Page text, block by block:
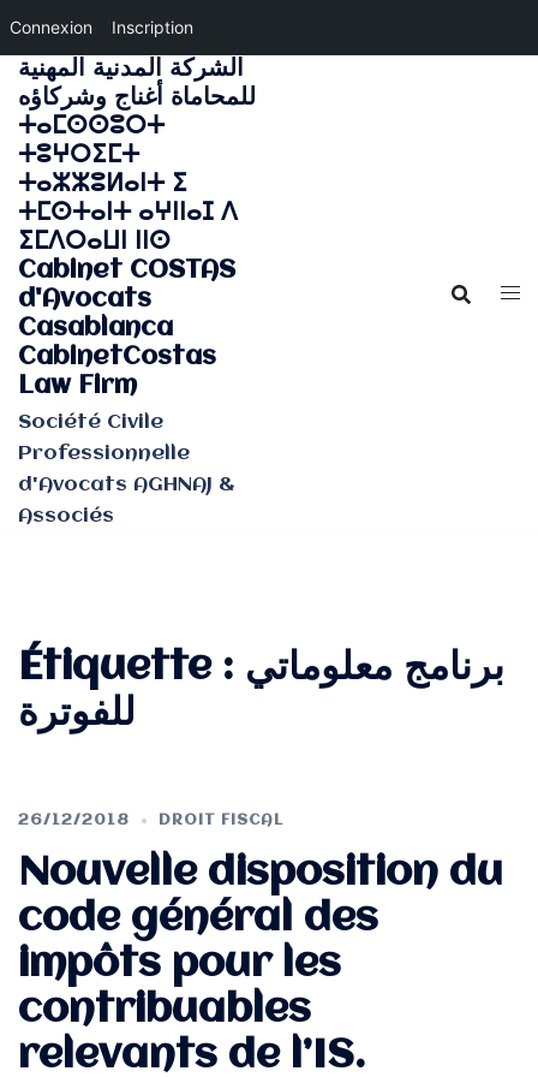
Connexion Inscription
Aller
au
contenu
الشركة المدنية المهنية
للمحاماة أغناج وشركاؤه
ⵜⴰⵎⵙⵙⵓⵔⵜ
ⵜⵓⵖⵔⵉⵎⵜ
ⵜⴰⵣⵣⵓⵍⴰⵏⵜ ⵉ
ⵜⵎⵙⵜⴰⵏⵜ ⴰⵖⵏⵏⴰⵊ ⴷ
ⵉⵎⴷⵔⴰⵡⵏ ⵏⵏⵙ
Cabinet COSTAS
d'Avocats
Casablanca
CabinetCostas
Law Firm
Société Civile
Professionnelle
d'Avocats AGHNAJ &
Associés
Étiquette : برنامج معلوماتي
للفوترة
26/12/2018 DROIT FISCAL
Nouvelle disposition du
code général des
impôts pour les
contribuables
relevants de l’IS.